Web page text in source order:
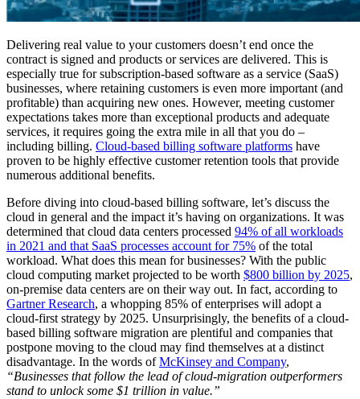
Delivering real value to your customers doesn’t end once the
contract is signed and products or services are delivered. This is
especially true for subscription-based software as a service (SaaS)
businesses, where retaining customers is even more important (and
profitable) than acquiring new ones. However, meeting customer
expectations takes more than exceptional products and adequate
services, it requires going the extra mile in all that you do –
including billing. Cloud-based billing software platforms have
proven to be highly effective customer retention tools that provide
numerous additional benefits.
Before diving into cloud-based billing software, let’s discuss the
cloud in general and the impact it’s having on organizations. It was
determined that cloud data centers processed 94% of all workloads
in 2021 and that SaaS processes account for 75% of the total
workload. What does this mean for businesses? With the public
cloud computing market projected to be worth $800 billion by 2025,
on-premise data centers are on their way out. In fact, according to
Gartner Research, a whopping 85% of enterprises will adopt a
cloud-first strategy by 2025. Unsurprisingly, the benefits of a cloud-
based billing software migration are plentiful and companies that
postpone moving to the cloud may find themselves at a distinct
disadvantage. In the words ofMcKinsey and Company,
“Businesses that follow the lead of cloud-migration outperformers
stand to unlock some $1 trillion in value.”